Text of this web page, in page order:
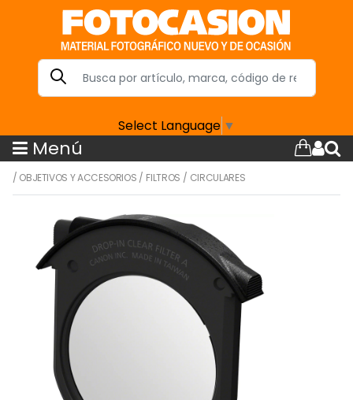
Select Language ▼
Menú
/ OBJETIVOS Y ACCESORIOS / FILTROS / CIRCULARES